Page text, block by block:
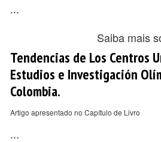
...
Saiba mais
Tendencias de Los Centros
Estudios e Investigación
Colombia.
Artigo apresentado no Capítulo de Livro
...